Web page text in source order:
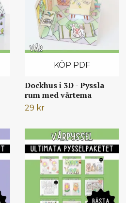
KÖP PDF
Dockhus i 3D - Pyssla
rum med vårtema
29 kr